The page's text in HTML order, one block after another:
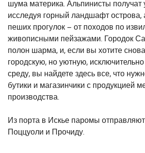
шума материка. Альпинисты получат
исследуя горный ландшафт острова,
пеших прогулок – от походов по
живописными пейзажами. Городок
полон шарма, и, если вы хотите снова
городскую, но уютную,
среду, вы найдете здесь все, что
бутики и магазинчики с продукцией
производства.
Из порта в Искье паромы
Поццуоли и Прочиду.